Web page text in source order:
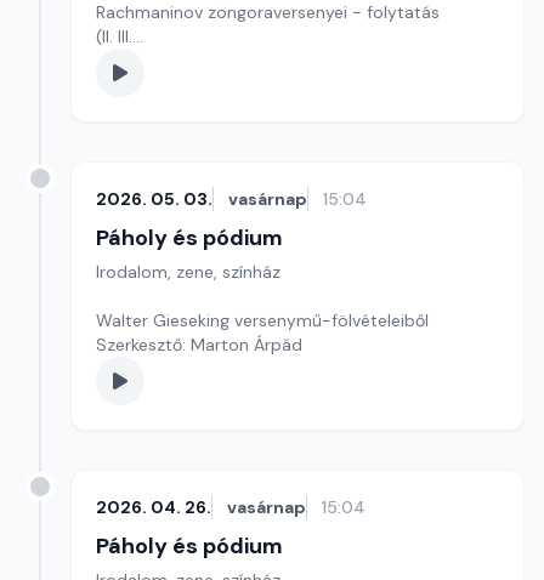
Rachmaninov zongoraversenyei - folytatás
(II. III.
Szerkesztő: Magyar Kornél
2026. 05. 03. vasárnap 15:04
Páholy és pódium
Irodalom, zene, színház
Walter Gieseking versenymű-fölvételeiből
Szerkesztő: Marton Árpád
2026. 04. 26. vasárnap 15:04
Páholy és pódium